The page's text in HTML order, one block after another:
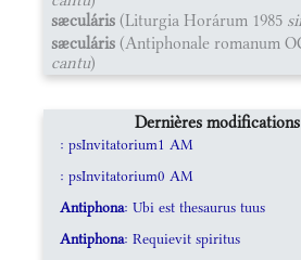
sæculáris (Liturgia Horárum 1985
sæculáris (Antiphonale romanum
cantu)
Dernières modifications
: psInvitatorium1 AM
: psInvitatorium0 AM
Antiphona: Ubi est thesaurus tuus
Antiphona: Requievit spiritus